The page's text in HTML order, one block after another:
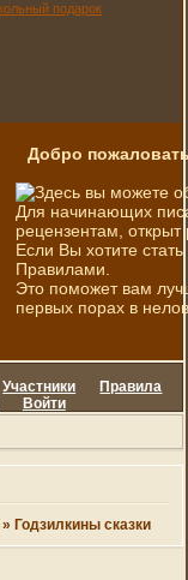
Добро
Здесь вы можете
Для начинающих
рецензентам, открыт
Если Вы хотите
Правилами.
Это поможет вам
первых порах в
Участники
Правила
Войти
» Годзилкины сказки